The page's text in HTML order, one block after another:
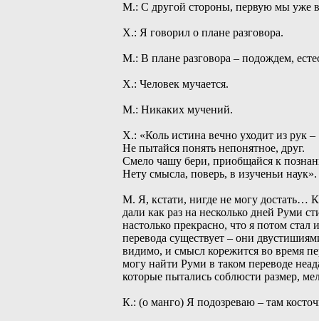
М.: С другой стороны, первую мы уже
Х.: Я говорил о плане разговора.
М.: В плане разговора – подождем,
Х.: Человек мучается.
М.: Никаких мучений.
Х.: «Коль истина вечно уходит из рук –
Не пытайся понять непонятное, друг.
Смело чашу бери, приобщайся к
Нету смысла, поверь, в изученьи
М. Я, кстати, нигде не могу достать…
дали как раз на несколько дней Руми
настолько прекрасно, что я потом
перевода существует – они
видимо, и смысл корежится во время
могу найти Руми в таком переводе
которые пытались соблюсти размер,
К.: (о манго) Я подозреваю – там